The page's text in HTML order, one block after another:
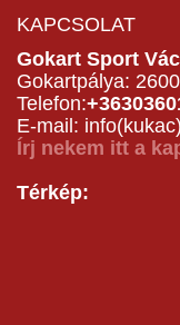
KAPCSOLAT
Gokart Sport Vác
Gokartpálya:
Telefon:
E-mail:
Írj nekem itt a
Térkép: